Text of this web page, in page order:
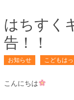
相談事業
MAP
お問合わせ
はちすく
告！！
お知らせ こどもは
こんにちは